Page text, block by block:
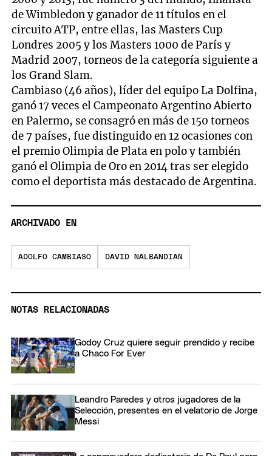
de Wimbledon y ganador de 11 títulos en el
circuito ATP, entre ellas, las Masters Cup
Londres 2005 y los Masters 1000 de París y
Madrid 2007, torneos de la categoría siguiente a
los Grand Slam.
Cambiaso (46 años), líder del equipo La Dolfina,
ganó 17 veces el Campeonato Argentino Abierto
en Palermo, se consagró en más de 150 torneos
de 7 países, fue distinguido en 12 ocasiones con
el premio Olimpia de Plata en polo y también
ganó el Olimpia de Oro en 2014 tras ser elegido
como el deportista más destacado de Argentina.
ARCHIVADO EN
ADOLFO CAMBIASO DAVID NALBANDIAN
NOTAS RELACIONADAS
Godoy Cruz quiere seguir prendido y recibe
a Chaco For Ever
Leandro Paredes y otros jugadores de la
Selección, presentes en el velatorio de Jorge
Messi